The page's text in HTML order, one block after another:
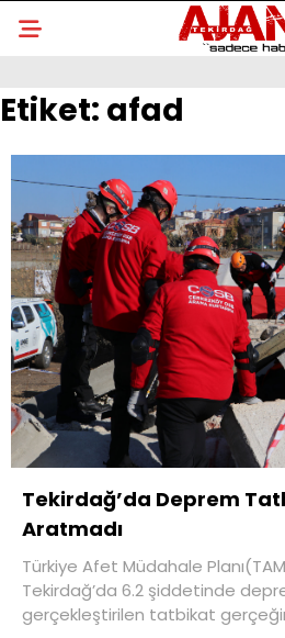
Etiket: afad
Tekirdağ’da Deprem
Aratmadı
Türkiye Afet Müdahale
Tekirdağ’da 6.2 şiddetinde
gerçekleştirilen tatbikat